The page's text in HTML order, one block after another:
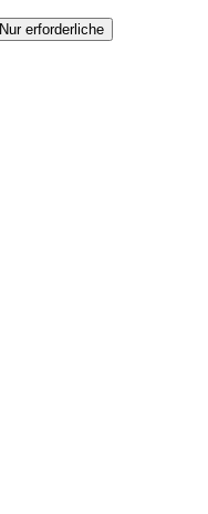
Nur erforderliche